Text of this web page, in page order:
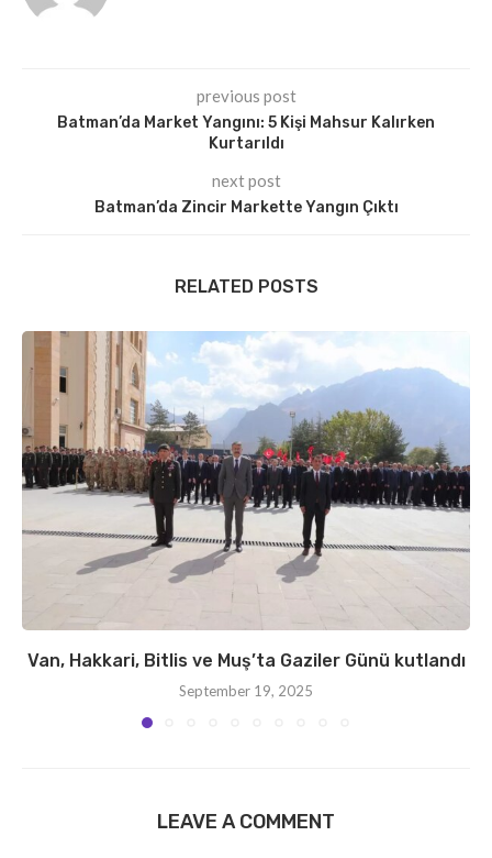
previous post
Batman’da Market Yangını: 5 Kişi Mahsur Kalırken
Kurtarıldı
next post
Batman’da Zincir Markette Yangın Çıktı
RELATED POSTS
Van, Hakkari, Bitlis ve Muş’ta Gaziler Günü kutlandı
September 19, 2025
LEAVE A COMMENT